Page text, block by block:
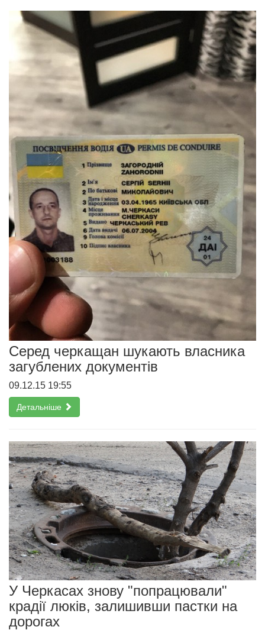
Серед черкащан шукають власника
загублених документів
09.12.15 19:55
Детальніше
У Черкасах знову "попрацювали"
крадії люків, залишивши пастки на
дорогах